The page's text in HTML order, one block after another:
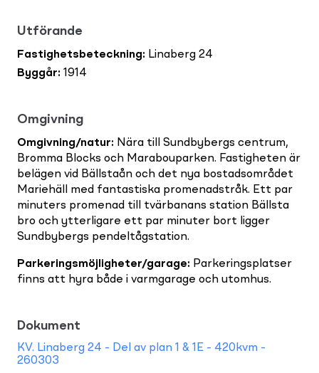
Utförande
Fastighetsbeteckning: Linaberg 24
Byggår: 1914
Omgivning
Omgivning/natur: Nära till Sundbybergs centrum,
Bromma Blocks och Marabouparken. Fastigheten är
belägen vid Bällstaån och det nya bostadsområdet
Mariehäll med fantastiska promenadstråk. Ett par
minuters promenad till tvärbanans station Bällsta
bro och ytterligare ett par minuter bort ligger
Sundbybergs pendeltågstation.
Parkeringsmöjligheter/garage: Parkeringsplatser
finns att hyra både i varmgarage och utomhus.
Dokument
KV. Linaberg 24 - Del av plan 1 & 1E - 420kvm -
260303